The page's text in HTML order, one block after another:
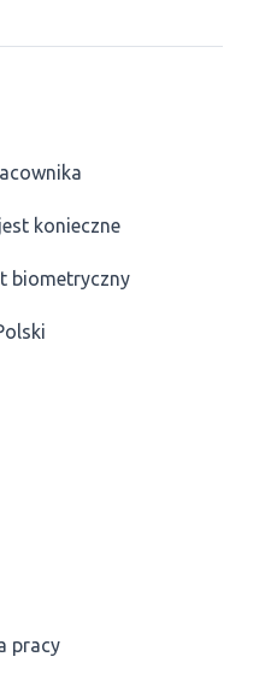
konieczne
biometryczny
pracy